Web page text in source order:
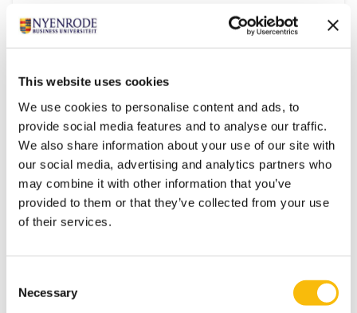
This website uses cookies
We use cookies to personalise content and ads, to
provide social media features and to analyse our traffic.
We also share information about your use of our site with
our social media, advertising and analytics partners who
may combine it with other information that you’ve
provided to them or that they’ve collected from your use
of their services.
Selection
Necessary
arbeidsmarkt.
Advanced IT Program
Taal:
Nederlands